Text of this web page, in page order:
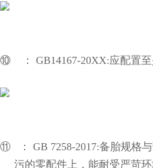
⑩ ： GB14167-20XX:应配置
⑪ ： GB 7258-2017:备胎规格
污的零配件上，能耐受严苛